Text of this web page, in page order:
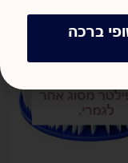
ברכה